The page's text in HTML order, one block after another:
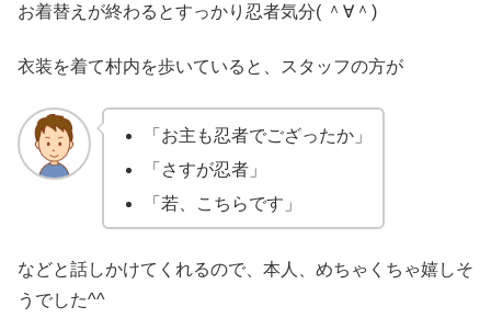
お着替えが終わるとすっかり忍者気分( ＾∀＾)
衣装を着て村内を歩いていると、スタッフの方が
「お主も忍者でござったか」
「さすが忍者」
「若、こちらです」
などと話しかけてくれるので、本人、めちゃくちゃ嬉しそ
うでした^^